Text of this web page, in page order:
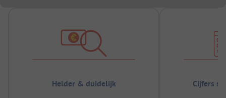
Helder & duidelijk Cijfers